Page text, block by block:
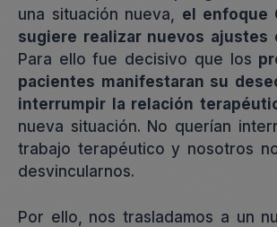
una situación nueva, el enfoque
sugiere realizar nuevos ajustes
Para ello fue decisivo que los
pacientes manifestaran su
interrumpir la relación
nueva situación. No querían
trabajo terapéutico y nosotros
desvincularnos.
Por ello, nos trasladamos a un